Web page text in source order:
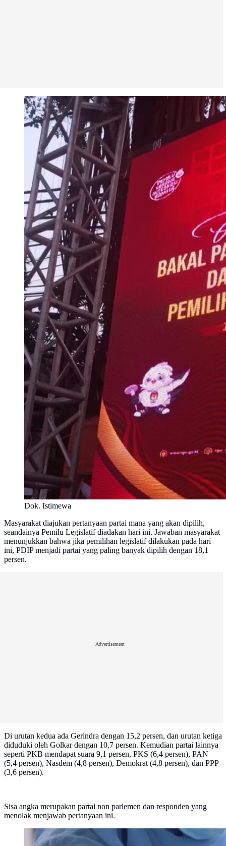
Dok. Istimewa
Masyarakat diajukan pertanyaan partai mana yang akan dipilih,
seandainya Pemilu Legislatif diadakan hari ini. Jawaban masyarakat
menunjukkan bahwa jika pemilihan legislatif dilakukan pada hari
ini, PDIP menjadi partai yang paling banyak dipilih dengan 18,1
persen.
Advertisement
Di urutan kedua ada Gerindra dengan 15,2 persen, dan urutan ketiga
diduduki oleh Golkar dengan 10,7 persen. Kemudian partai lainnya
seperti PKB mendapat suara 9,1 persen, PKS (6,4 persen), PAN
(5,4 persen), Nasdem (4,8 persen), Demokrat (4,8 persen), dan PPP
(3,6 persen).
Sisa angka merupakan partai non parlemen dan responden yang
menolak menjawab pertanyaan ini.